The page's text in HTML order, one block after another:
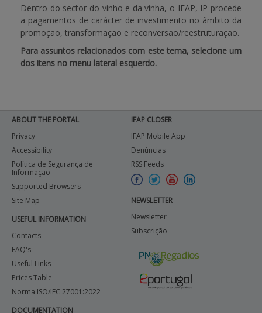
PAYMENTS
Login / Register
Dentro do sector do vinho e da vinha, o IFAP, IP procede
a pagamentos de carácter de investimento no âmbito da
promoção, transformação e reconversão/reestruturação.
Para assuntos relacionados com este tema, selecione um
dos itens no menu lateral esquerdo.
ABOUT THE PORTAL
Privacy
Accessibility
Política de Segurança de
Informação
Supported Browsers
Site Map
USEFUL INFORMATION
Contacts
FAQ's
Useful Links
Prices Table
Norma ISO/IEC 27001:2022
DOCUMENTATION
IFAP CLOSER
IFAP Mobile App
Denúncias
RSS Feeds
NEWSLETTER
Newsletter
Subscrição